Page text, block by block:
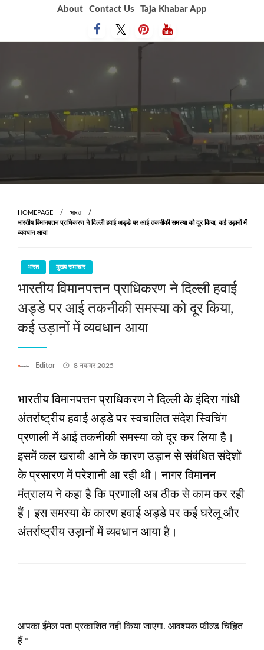
About Contact Us Taja Khabar App
HOMEPAGE
भारत
भारतीय विमानपत्तन प्राधिकरण ने दिल्ली हवाई अड्डे पर आई तकनीकी समस्या को दूर किया, कई उड़ानों में
व्‍यवधान आया
भारत मुख्य समाचार
भारतीय विमानपत्तन प्राधिकरण ने दिल्ली हवाई
अड्डे पर आई तकनीकी समस्या को दूर किया,
कई उड़ानों में व्‍यवधान आया
Editor
Posted
8 नवम्बर 2025
भारतीय विमानपत्तन प्राधिकरण ने दिल्ली के इंदिरा गांधी
अंतर्राष्ट्रीय हवाई अड्डे पर स्वचालित संदेश स्विचिंग
प्रणाली में आई तकनीकी समस्या को दूर कर लिया है।
इसमें कल खराबी आने के कारण उड़ान से संबंधित संदेशों
के प्रसारण में परेशानी आ रही थी। नागर विमानन
मंत्रालय ने कहा है कि प्रणाली अब ठीक से काम कर रही
हैं। इस समस्या के कारण हवाई अड्डे पर कई घरेलू और
अंतर्राष्ट्रीय उड़ानों में व्‍यवधान आया है।
आपका ईमेल पता प्रकाशित नहीं किया जाएगा. आवश्यक फ़ील्ड चिह्नित
हैं *